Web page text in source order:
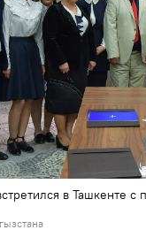
в Ташкенте